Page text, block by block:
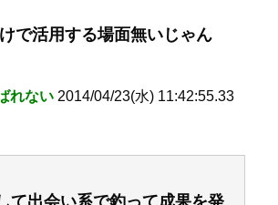
で活用する場面無いじゃん
れない 2014/04/23(水) 11:42:55.33